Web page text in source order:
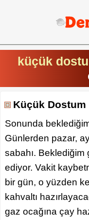
küçük
Küçük Dostum
Sonunda
Günlerden pazar,
sabahı.
ediyor. Vakit
bir gün, o yüzden
kahvaltı
gaz ocağına çay